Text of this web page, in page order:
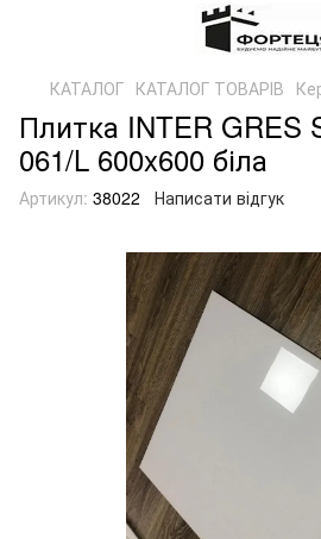
КАТАЛОГ КАТАЛОГ ТОВАРІВ
Плитка INTER GRES
061/L 600x600 біла
Артикул: 38022 Написати відгук